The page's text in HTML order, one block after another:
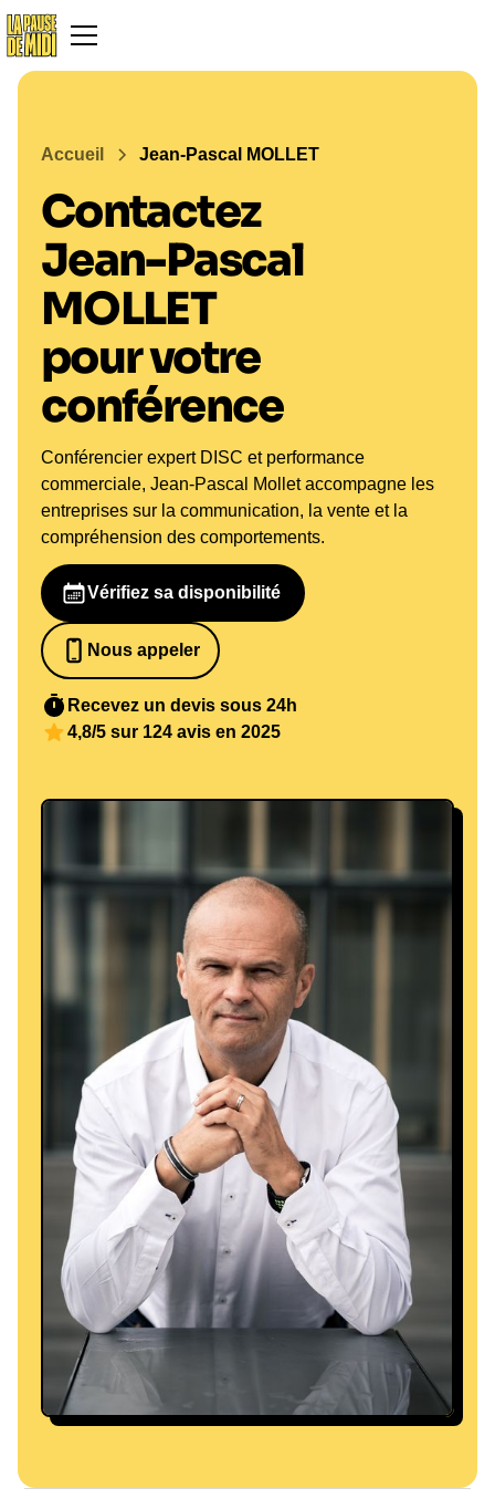
Accueil Jean-Pascal MOLLET
Contactez
Jean-Pascal
MOLLET
pour votre
conférence
Conférencier expert DISC et performance
commerciale, Jean-Pascal Mollet accompagne les
entreprises sur la communication, la vente et la
compréhension des comportements.
Vérifiez sa disponibilité
Nous appeler
0652698481
Recevez un devis sous 24h
4,8/5 sur 124 avis en 2025